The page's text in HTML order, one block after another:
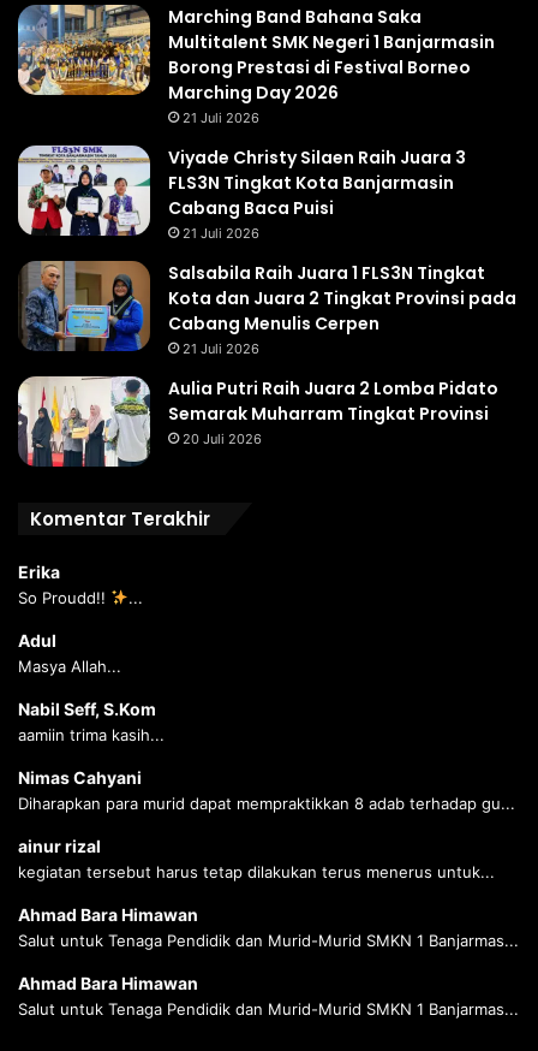
Marching Band Bahana Saka
Multitalent SMK Negeri 1 Banjarmasin
Borong Prestasi di Festival Borneo
Marching Day 2026
21 Juli 2026
Viyade Christy Silaen Raih Juara 3
FLS3N Tingkat Kota Banjarmasin
Cabang Baca Puisi
21 Juli 2026
Salsabila Raih Juara 1 FLS3N Tingkat
Kota dan Juara 2 Tingkat Provinsi pada
Cabang Menulis Cerpen
21 Juli 2026
Aulia Putri Raih Juara 2 Lomba Pidato
Semarak Muharram Tingkat Provinsi
20 Juli 2026
Komentar Terakhir
Erika
So Proudd!! ...
Adul
Masya Allah...
Nabil Seff, S.Kom
aamiin trima kasih...
Nimas Cahyani
Diharapkan para murid dapat mempraktikkan 8 adab terhadap gu...
ainur rizal
kegiatan tersebut harus tetap dilakukan terus menerus untuk...
Ahmad Bara Himawan
Salut untuk Tenaga Pendidik dan Murid-Murid SMKN 1 Banjarmas...
Ahmad Bara Himawan
Salut untuk Tenaga Pendidik dan Murid-Murid SMKN 1 Banjarmas...